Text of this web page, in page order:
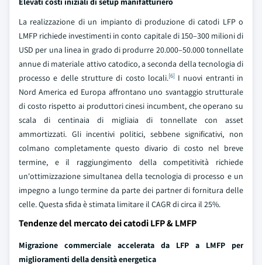
La realizzazione di un impianto di produzione di catodi LFP o
LMFP richiede investimenti in conto capitale di 150–300 milioni di
USD per una linea in grado di produrre 20.000–50.000 tonnellate
annue di materiale attivo catodico, a seconda della tecnologia di
processo e delle strutture di costo locali.[6]I nuovi entranti in
Nord America ed Europa affrontano uno svantaggio strutturale
di costo rispetto ai produttori cinesi incumbent, che operano su
scala di centinaia di migliaia di tonnellate con asset
ammortizzati. Gli incentivi politici, sebbene significativi, non
colmano completamente questo divario di costo nel breve
termine, e il raggiungimento della competitività richiede
un'ottimizzazione simultanea della tecnologia di processo e un
impegno a lungo termine da parte dei partner di fornitura delle
celle. Questa sfida è stimata limitare il CAGR di circa il 25%.
Tendenze del mercato dei catodi LFP & LMFP
Migrazione commerciale accelerata da LFP a LMFP per
miglioramenti della densità energetica